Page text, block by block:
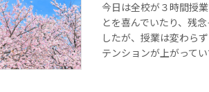
今日は全校が３時間授
とを喜んでいたり、残
したが、授業は変わら
テンションが上がって